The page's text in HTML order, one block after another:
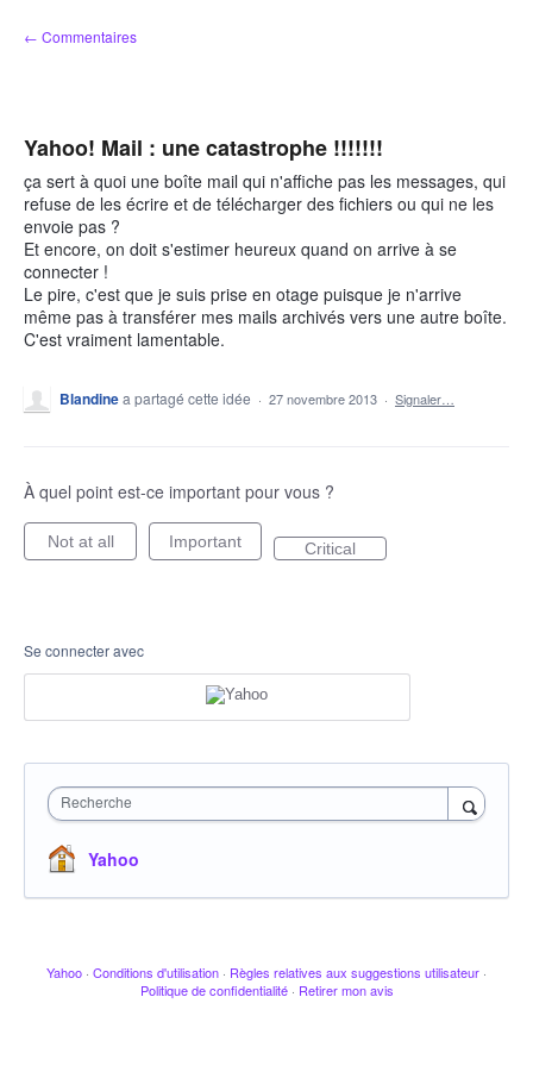
Aller
au
← Commentaires
Yahoo! Mail : une catastrophe !!!!!!!
ça sert à quoi une boîte mail qui n'affiche pas les messages, qui
refuse de les écrire et de télécharger des fichiers ou qui ne les
envoie pas ?
Et encore, on doit s'estimer heureux quand on arrive à se
connecter !
Le pire, c'est que je suis prise en otage puisque je n'arrive
même pas à transférer mes mails archivés vers une autre boîte.
C'est vraiment lamentable.
Blandinea partagé cette idée · 27 novembre 2013 · Signaler…
À quel point est-ce important pour vous ?
Not at all Important Critical
Se connecter avec
Recherche
Yahoo
Yahoo · Conditions d'utilisation · Règles relatives aux suggestions utilisateur ·
Politique de confidentialité · Retirer mon avis